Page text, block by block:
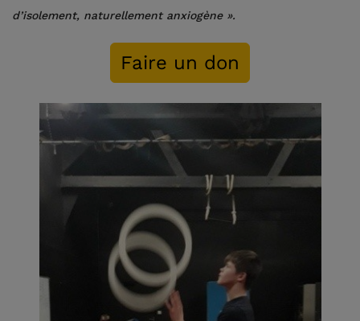
d’isolement, naturellement anxiogène ».
Faire un don